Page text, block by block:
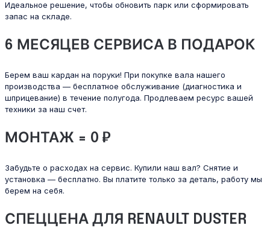
Идеальное решение, чтобы обновить парк или сформировать
запас на складе.
6 МЕСЯЦЕВ СЕРВИСА В ПОДАРОК
Берем ваш кардан на поруки! При покупке вала нашего
производства — бесплатное обслуживание (диагностика и
шприцевание) в течение полугода. Продлеваем ресурс вашей
техники за наш счет.
МОНТАЖ = 0 ₽
Забудьте о расходах на сервис. Купили наш вал? Снятие и
установка — бесплатно. Вы платите только за деталь, работу мы
берем на себя.
СПЕЦЦЕНА ДЛЯ RENAULT DUSTER